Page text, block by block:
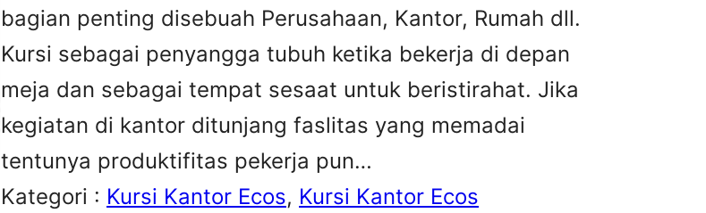
bagian penting disebuah Perusahaan, Kantor, Rumah dll.
Kursi sebagai penyangga tubuh ketika bekerja di depan
meja dan sebagai tempat sesaat untuk beristirahat. Jika
kegiatan di kantor ditunjang faslitas yang memadai
tentunya produktifitas pekerja pun…
Kategori : Kursi Kantor Ecos, Kursi Kantor Ecos